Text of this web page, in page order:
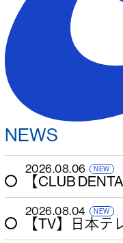
NEWS
2026.08.06
【CLUB
2026.08.04
【TV】日本テ